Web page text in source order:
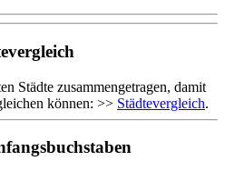
Städte zusammengetragen, damit
können: >> Städtevergleich.